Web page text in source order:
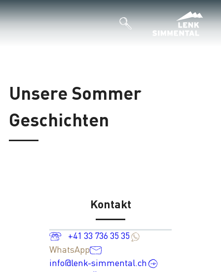
Unsere Sommer
Geschichten
Kontakt
+41 33 736 35 35
WhatsApp
info@lenk-simmental.ch